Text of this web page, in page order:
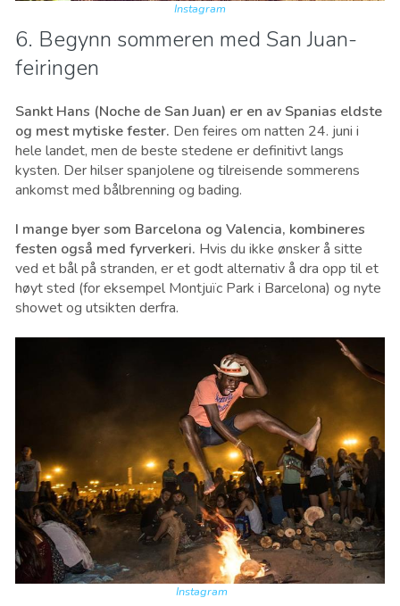
Instagram
6. Begynn sommeren med San Juan-
feiringen
Sankt Hans (Noche de San Juan) er en av Spanias eldste
og mest mytiske fester. Den feires om natten 24. juni i
hele landet, men de beste stedene er definitivt langs
kysten. Der hilser spanjolene og tilreisende sommerens
ankomst med bålbrenning og bading.
I mange byer som Barcelona og Valencia, kombineres
festen også med fyrverkeri. Hvis du ikke ønsker å sitte
ved et bål på stranden, er et godt alternativ å dra opp til et
høyt sted (for eksempel Montjuïc Park i Barcelona) og nyte
showet og utsikten derfra.
Instagram